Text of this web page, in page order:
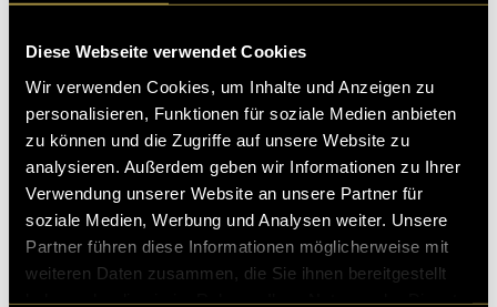
Diese Webseite verwendet Cookies
Wir verwenden Cookies, um Inhalte und Anzeigen zu
personalisieren, Funktionen für soziale Medien anbieten
zu können und die Zugriffe auf unsere Website zu
analysieren. Außerdem geben wir Informationen zu Ihrer
Verwendung unserer Website an unsere Partner für
soziale Medien, Werbung und Analysen weiter. Unsere
Partner führen diese Informationen möglicherweise mit
weiteren Daten zusammen, die Sie ihnen bereitgestellt